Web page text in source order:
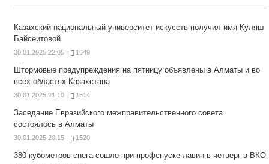
Казахский национальный университет искусств получил имя Куляш
Байсеитовой
30.01.2025 22:05 1649
Штормовые предупреждения на пятницу объявлены в Алматы и во
всех областях Казахстана
30.01.2025 21:10 1514
Заседание Евразийского межправительственного совета
состоялось в Алматы
30.01.2025 20:15 1520
380 кубометров снега сошло при профспуске лавин в четверг в ВКО